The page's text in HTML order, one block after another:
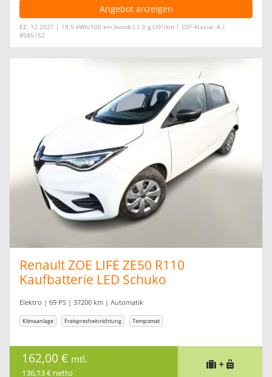
Angebot anzeigen
EZ: 12.2021 | 19,5 kWh/100 km (komb.) | 0 g CO2/km | CO2-Klasse: A |
#585152
Renault ZOE LIFE ZE50 R110
Kaufbatterie LED Schuko
Elektro | 69 PS | 37200 km | Automatik
Klimaanlage Freisprecheinrichtung Tempomat
162,00 € mtl.
136,13 € netto
+